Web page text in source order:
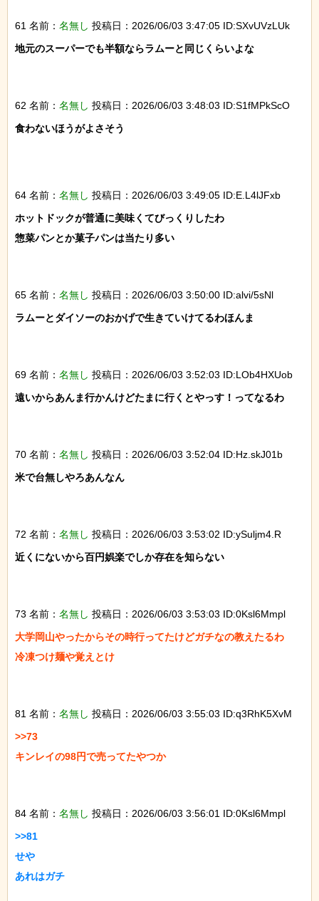
61 名前： 名無し 投稿日：2026/06/03 3:47:05 ID:SXvUVzLUk
地元のスーパーでも半額ならラムーと同じくらいよな
62 名前： 名無し 投稿日：2026/06/03 3:48:03 ID:S1fMPkScO
食わないほうがよさそう
64 名前： 名無し 投稿日：2026/06/03 3:49:05 ID:E.L4lJFxb
ホットドックが普通に美味くてびっくりしたわ
惣菜パンとか菓子パンは当たり多い
65 名前： 名無し 投稿日：2026/06/03 3:50:00 ID:alvi/5sNl
ラムーとダイソーのおかげで生きていけてるわほんま
69 名前： 名無し 投稿日：2026/06/03 3:52:03 ID:LOb4HXUob
遠いからあんま行かんけどたまに行くとやっす！ってなるわ
70 名前： 名無し 投稿日：2026/06/03 3:52:04 ID:Hz.skJ01b
米で台無しやろあんなん
72 名前： 名無し 投稿日：2026/06/03 3:53:02 ID:ySuljm4.R
近くにないから百円娯楽でしか存在を知らない
73 名前： 名無し 投稿日：2026/06/03 3:53:03 ID:0Ksl6Mmpl
大学岡山やったからその時行ってたけどガチなの教えたるわ
冷凍つけ麺や覚えとけ
81 名前： 名無し 投稿日：2026/06/03 3:55:03 ID:q3RhK5XvM
>>73
キンレイの98円で売ってたやつか
84 名前： 名無し 投稿日：2026/06/03 3:56:01 ID:0Ksl6Mmpl
>>81
せや
あれはガチ